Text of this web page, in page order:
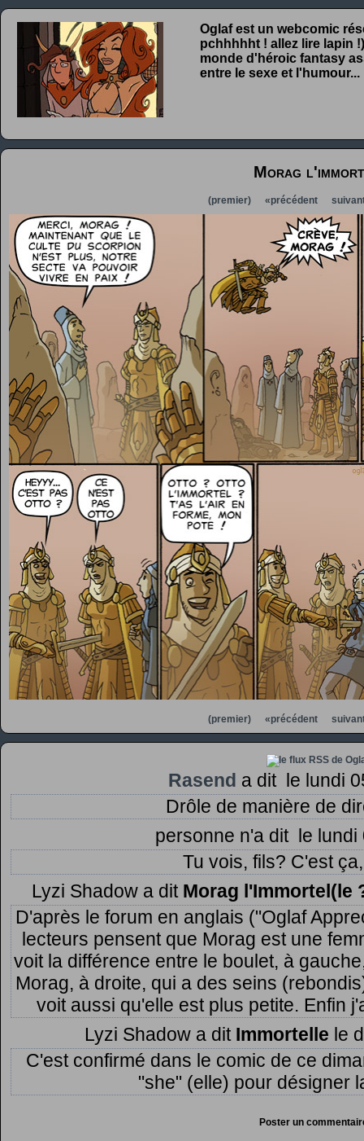
Oglaf est un webcomic
pchhhhht ! allez lire lapin
monde d'héroic fantasy
entre le sexe et l'humour...
Morag
(premier) «précédent
(premier) «précédent
Rasend a dit
le lundi
Drôle de manière de
personne n'a dit
le
Tu vois, fils? C'est
Lyzi Shadow a dit Morag l'Immortel(le
D'après le forum en anglais ("Oglaf
lecteurs pensent que Morag est une
voit la différence entre le boulet, à
Morag, à droite, qui a des seins
voit aussi qu'elle est plus petite. Enfin
Lyzi Shadow a dit Immortelle le
C'est confirmé dans le comic de ce
"she" (elle) pour désigner
Poster un